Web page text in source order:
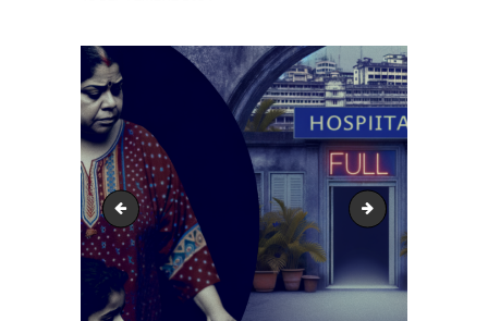
output1.png output1.png